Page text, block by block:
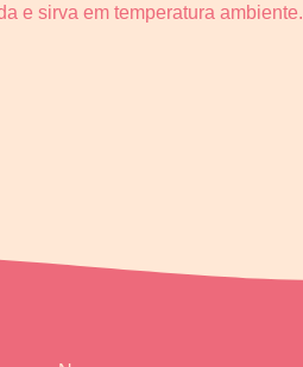
e sirva em temperatura ambiente.